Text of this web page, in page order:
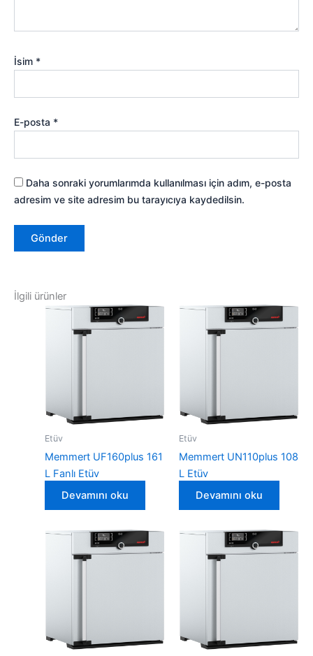
İsim *
E-posta *
Daha sonraki yorumlarımda kullanılması için adım, e-posta
adresim ve site adresim bu tarayıcıya kaydedilsin.
İlgili ürünler
Etüv
Memmert UF160plus 161
L Fanlı Etüv
Devamını oku
Etüv
Memmert UN110plus 108
L Etüv
Devamını oku